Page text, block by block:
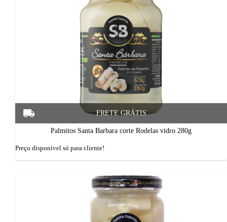
Palmitos Santa Barbara corte Rodelas vidro 280g
Preço disponí­vel só para cliente!